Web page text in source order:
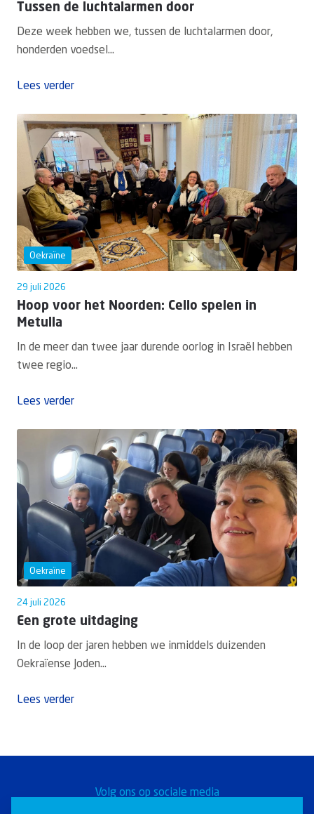
Tussen de luchtalarmen door
Deze week hebben we, tussen de luchtalarmen door,
honderden voedsel...
Lees verder
Oekraïne
29 juli 2026
Hoop voor het Noorden: Cello spelen in
Metulla
In de meer dan twee jaar durende oorlog in Israël hebben
twee regio...
Lees verder
Oekraïne
24 juli 2026
Een grote uitdaging
In de loop der jaren hebben we inmiddels duizenden
Oekraïense Joden...
Lees verder
Volg ons op sociale media